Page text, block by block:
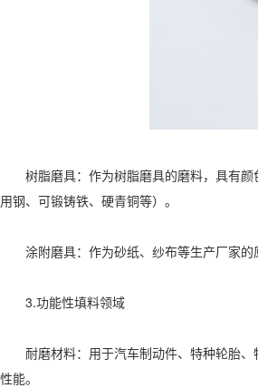
树脂磨具‌：作为树脂磨具的磨料，具有颜
用钢、可锻铸铁、硬青铜等）。
涂附磨具‌：作为砂纸、纱布等生产厂家的
3.功能性填料领域‌
耐磨材料‌：用于汽车制动件、特种轮胎、
性能。